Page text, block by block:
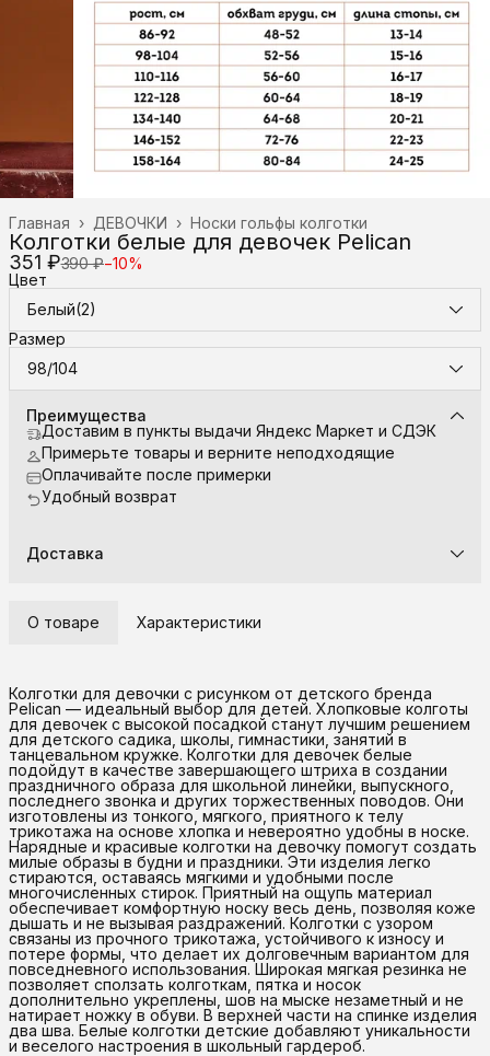
Носки гольфы колготки
ДЕВОЧКИ ›
Главная ›
Колготки белые для девочек Pelican
351 ₽390 ₽−10%
Цвет
Белый(2)
Размер
98/104
Преимущества
Доставим в пункты выдачи Яндекс Маркет и СДЭК
Примерьте товары и верните неподходящие
Оплачивайте после примерки
Удобный возврат
Доставка
О товаре Характеристики
Колготки для девочки с рисунком от детского бренда
Pelican — идеальный выбор для детей. Хлопковые колготы
для девочек с высокой посадкой станут лучшим решением
для детского садика, школы, гимнастики, занятий в
танцевальном кружке. Колготки для девочек белые
подойдут в качестве завершающего штриха в создании
праздничного образа для школьной линейки, выпускного,
последнего звонка и других торжественных поводов. Они
изготовлены из тонкого, мягкого, приятного к телу
трикотажа на основе хлопка и невероятно удобны в носке.
Нарядные и красивые колготки на девочку помогут создать
милые образы в будни и праздники. Эти изделия легко
стираются, оставаясь мягкими и удобными после
многочисленных стирок. Приятный на ощупь материал
обеспечивает комфортную носку весь день, позволяя коже
дышать и не вызывая раздражений. Колготки с узором
связаны из прочного трикотажа, устойчивого к износу и
потере формы, что делает их долговечным вариантом для
повседневного использования. Широкая мягкая резинка не
позволяет сползать колготкам, пятка и носок
дополнительно укреплены, шов на мыске незаметный и не
натирает ножку в обуви. В верхней части на спинке изделия
два шва. Белые колготки детские добавляют уникальности
и веселого настроения в школьный гардероб.